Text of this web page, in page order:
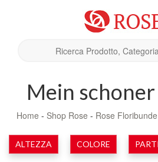
Mein
Home - Shop Rose - Rose Floribunde
ALTEZZA COLORE